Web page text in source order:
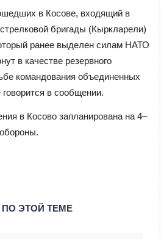
в Косове, входящий в
бригады (Кыркларели)
ранее выделен силам НАТО
в качестве резервного
командования объединенных
в сообщении.
в Косово запланирована на 4–
ЭТОЙ ТЕМЕ